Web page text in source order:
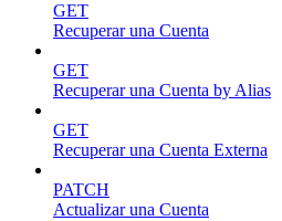
GET
Recuperar una Cuenta
GET
Recuperar una Cuenta by Alias
GET
Recuperar una Cuenta Externa
PATCH
Actualizar una Cuenta